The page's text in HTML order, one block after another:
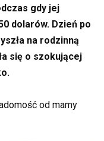
gdy jej
dolarów. Dzień po
na rodzinną
się o szokującej
od mamy